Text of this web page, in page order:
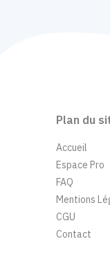
Plan du
Accueil
Espace Pro
FAQ
Mentions
CGU
Contact